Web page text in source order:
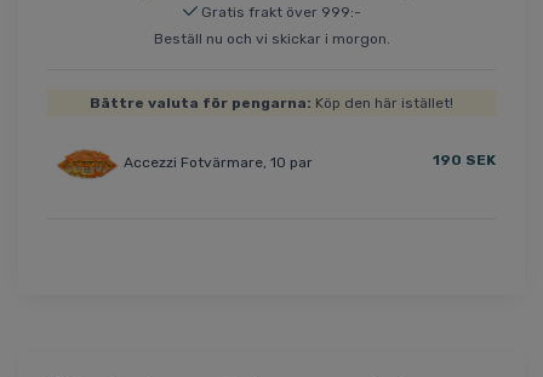
Gratis frakt över 999:-
Beställ nu och vi skickar i morgon.
Bättre valuta för pengarna: Köp den här istället!
Accezzi Fotvärmare, 10 par 190 SEK